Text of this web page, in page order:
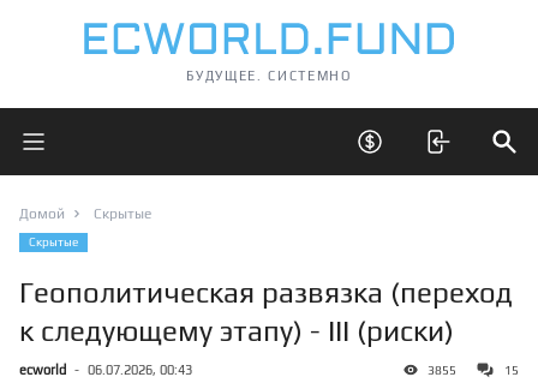
БУДУЩЕЕ. СИСТЕМНО
Открыть главное меню Открыть скрытые
Домой Скрытые
Скрытые
Геополитическая развязка (переход
к следующему этапу) - III (риски)
ecworld - 06.07.2026, 00:43 3855 15